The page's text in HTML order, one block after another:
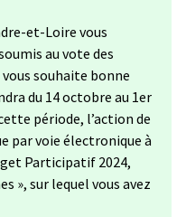
et-Loire vous
au vote des
souhaite bonne
du 14 octobre au 1er
période, l’action de
par voie électronique à
Participatif 2024,
», sur lequel vous avez